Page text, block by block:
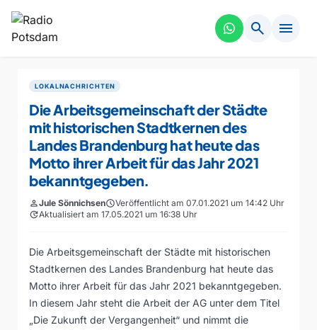
search menu
LOKALNACHRICHTEN
Die Arbeitsgemeinschaft der Städte
mit historischen Stadtkernen des
Landes Brandenburg hat heute das
Motto ihrer Arbeit für das Jahr 2021
bekanntgegeben.
personJule SönnichsenscheduleVeröffentlicht am 07.01.2021 um 14:42 Uhr
updateAktualisiert am 17.05.2021 um 16:38 Uhr
Die Arbeitsgemeinschaft der Städte mit historischen
Stadtkernen des Landes Brandenburg hat heute das
Motto ihrer Arbeit für das Jahr 2021 bekanntgegeben.
In diesem Jahr steht die Arbeit der AG unter dem Titel
„Die Zukunft der Vergangenheit“ und nimmt die